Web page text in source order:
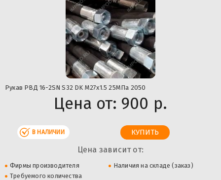
Рукав РВД 16-2SN S32 DK М27х1.5 25МПа 2050
Цена от: 900 р.
В НАЛИЧИИ
Цена зависит от:
Фирмы производителя
Наличия на складе (заказ)
Требуемого количества